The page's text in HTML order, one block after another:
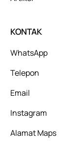
KONTAK
WhatsApp
Telepon
Email
Instagram
Alamat Maps